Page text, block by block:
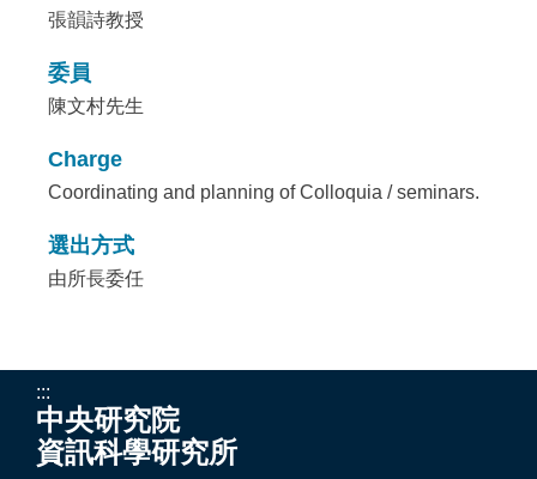
張韻詩教授
委員
陳文村先生
Charge
Coordinating and planning of Colloquia / seminars.
選出方式
由所長委任
:::
中央研究院
資訊科學研究所